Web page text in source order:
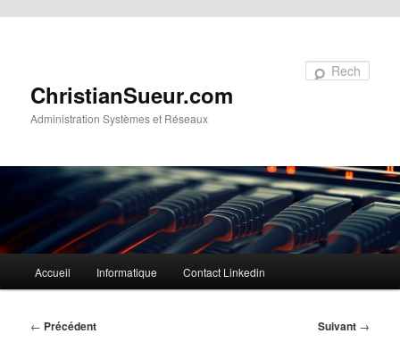
ChristianSueur.com
Administration Systèmes et Réseaux
principalAccueil Informatique Contact Linkedin
Navigation
← Précédent Suivant →